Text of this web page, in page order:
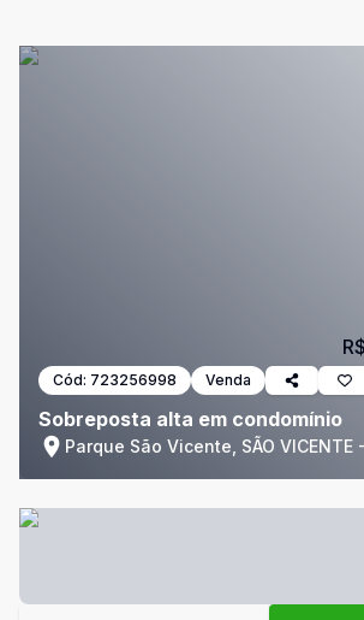
Cód: 723256998 Venda
Sobreposta alta em condomínio
Parque São Vicente, SÃO VICENTE